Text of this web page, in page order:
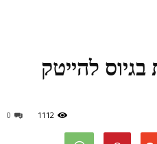
להייטק
0 1112